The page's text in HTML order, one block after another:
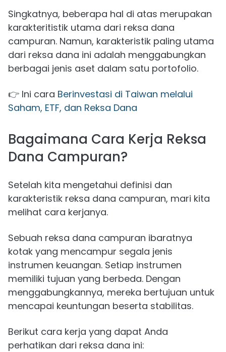
Singkatnya, beberapa hal di atas merupakan
karakteritistik utama dari reksa dana
campuran. Namun, karakteristik paling utama
dari reksa dana ini adalah menggabungkan
berbagai jenis aset dalam satu portofolio.
👉 Ini cara Berinvestasi di Taiwan melalui
Saham, ETF, dan Reksa Dana
Bagaimana Cara Kerja Reksa
Dana Campuran?
Setelah kita mengetahui definisi dan
karakteristik reksa dana campuran, mari kita
melihat cara kerjanya.
Sebuah reksa dana campuran ibaratnya
kotak yang mencampur segala jenis
instrumen keuangan. Setiap instrumen
memiliki tujuan yang berbeda. Dengan
menggabungkannya, mereka bertujuan untuk
mencapai keuntungan beserta stabilitas.
Berikut cara kerja yang dapat Anda
perhatikan dari reksa dana ini: